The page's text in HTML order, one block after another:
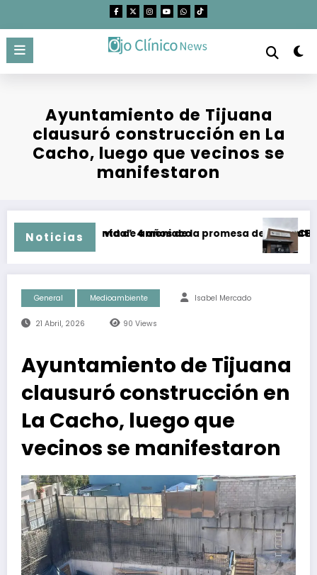
contenido
Ayuntamiento de Tijuana
clausuró construcción en La
Cacho, luego que vecinos se
manifestaron
Noticias
mega planta de amoniaco
para la vida”: 4 años de la promesa de dejar atrás el
CEDHBC
General Medioambiente Isabel Mercado
21 Abril, 2026 90 Views
Ayuntamiento de Tijuana
clausuró construcción en
La Cacho, luego que
vecinos se manifestaron